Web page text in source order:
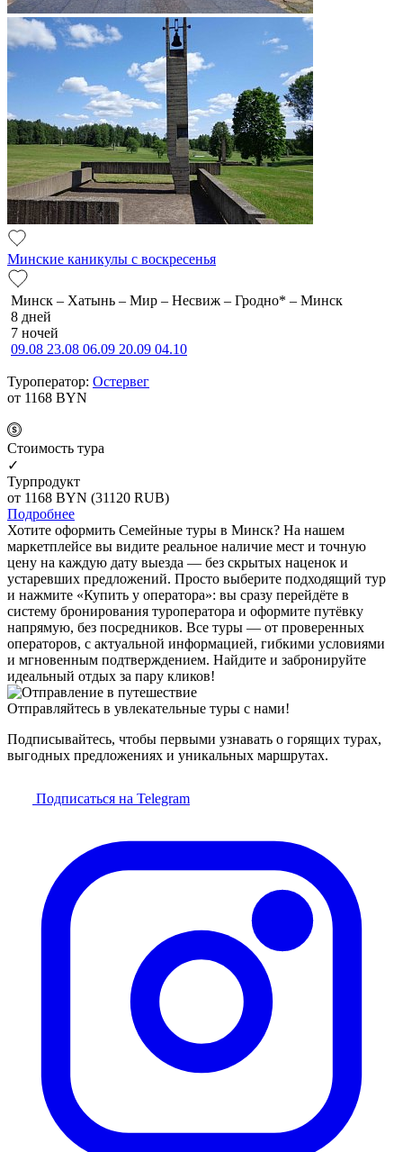
Минские каникулы с воскресенья
Минск – Хатынь – Мир – Несвиж – Гродно* – Минск
8 дней
7 ночей
09.08 23.08 06.09 20.09 04.10
Туроператор: Остервег
от 1168 BYN
Cтоимость тура
✓
Турпродукт
от 1168 BYN (31120 RUB)
Подробнее
Хотите оформить Семейные туры в Минск? На нашем
маркетплейсе вы видите реальное наличие мест и точную
цену на каждую дату выезда — без скрытых наценок и
устаревших предложений. Просто выберите подходящий тур
и нажмите «Купить у оператора»: вы сразу перейдёте в
систему бронирования туроператора и оформите путёвку
напрямую, без посредников. Все туры — от проверенных
операторов, с актуальной информацией, гибкими условиями
и мгновенным подтверждением. Найдите и забронируйте
идеальный отдых за пару кликов!
Отправляйтесь в увлекательные туры с нами!
Подписывайтесь, чтобы первыми узнавать о горящих турах,
выгодных предложениях и уникальных маршрутах.
Подписаться на Telegram